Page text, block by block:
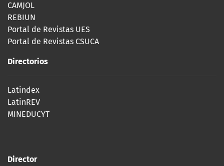
CAMJOL
REBIUN
Portal de Revistas UES
Portal de Revistas CSUCA
Directorios
Latindex
LatinREV
MINEDUCYT
Director